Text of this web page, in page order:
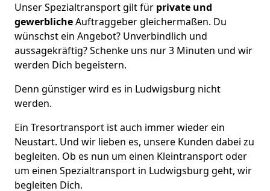
Unser Spezialtransport gilt für private und
gewerblicheAuftraggeber gleichermaßen. Du
wünschst ein Angebot? Unverbindlich und
aussagekräftig? Schenke uns nur 3 Minuten und wir
werden Dich begeistern.
Denn günstiger wird es in Ludwigsburg nicht
werden.
Ein Tresortransport ist auch immer wieder ein
Neustart. Und wir lieben es, unsere Kunden dabei zu
begleiten. Ob es nun um einen Kleintransport oder
um einen Spezialtransport in Ludwigsburg geht, wir
begleiten Dich.